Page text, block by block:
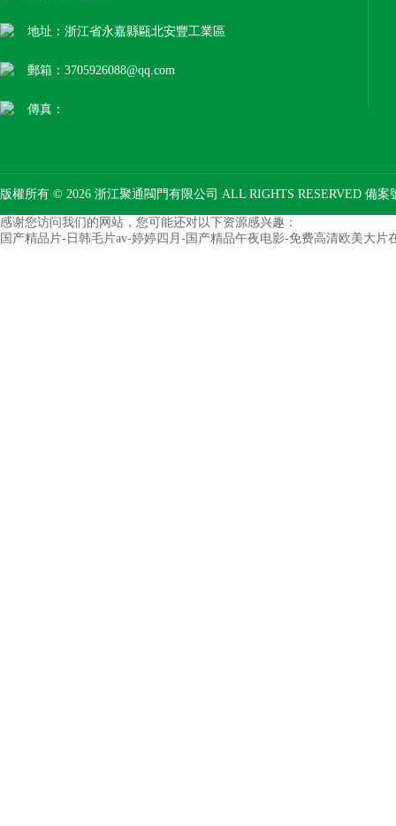
地址：浙江省永嘉縣甌北安豐工業區
郵箱：3705926088@qq.com
傳真：
版權所有 © 2026 浙江聚通閥門有限公司 ALL RIGHTS RESERVED 備案
感谢您访问我们的网站，您可能还对以下资源感兴趣：
国产精品片-日韩毛片av-婷婷四月-国产精品午夜电影-免费高清欧美大